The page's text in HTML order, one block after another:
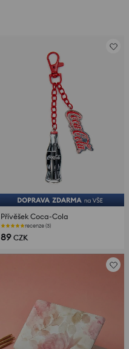
Přívěšek Coca-Cola
recenze (3)
89 CZK